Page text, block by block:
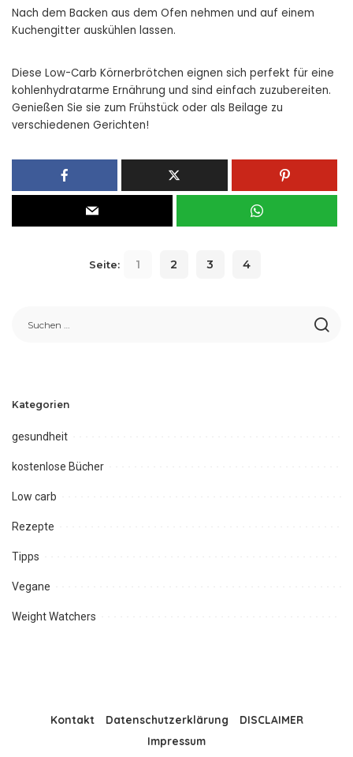
Nach dem Backen aus dem Ofen nehmen und auf einem
Kuchengitter auskühlen lassen.
Diese Low-Carb Körnerbrötchen eignen sich perfekt für eine
kohlenhydratarme Ernährung und sind einfach zuzubereiten.
Genießen Sie sie zum Frühstück oder als Beilage zu
verschiedenen Gerichten!
Seite: 1 2 3 4
Kategorien
gesundheit
kostenlose Bücher
Low carb
Rezepte
Tipps
Vegane
Weight Watchers
Kontakt Datenschutzerklärung
DISCLAIMER
Impressum